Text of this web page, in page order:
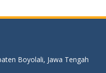
Boyolali, Jawa Tengah